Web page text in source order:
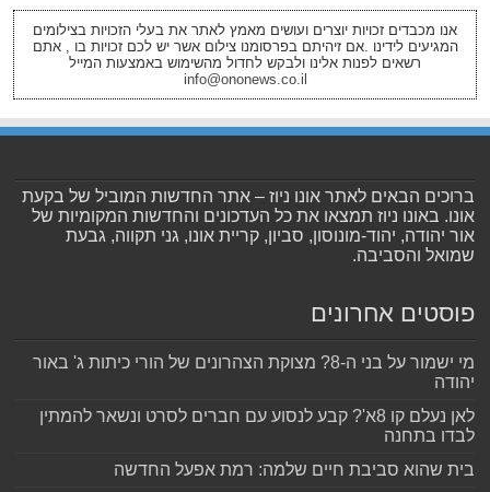
אנו מכבדים זכויות יוצרים ועושים מאמץ לאתר את בעלי הזכויות בצילומים
המגיעים לידינו .אם זיהיתם בפרסומנו צילום אשר יש לכם זכויות בו , אתם
רשאים לפנות אלינו ולבקש לחדול מהשימוש באמצעות המייל
info@ononews.co.il
ברוכים הבאים לאתר אונו ניוז – אתר החדשות המוביל של בקעת
אונו. באונו ניוז תמצאו את כל העדכונים והחדשות המקומיות של
אור יהודה, יהוד-מונוסון, סביון, קריית אונו, גני תקווה, גבעת
שמואל והסביבה.
פוסטים אחרונים
מי ישמור על בני ה-8? מצוקת הצהרונים של הורי כיתות ג' באור
יהודה
לאן נעלם קו 8א'? קבע לנסוע עם חברים לסרט ונשאר להמתין
לבדו בתחנה
בית שהוא סביבת חיים שלמה: רמת אפעל החדשה